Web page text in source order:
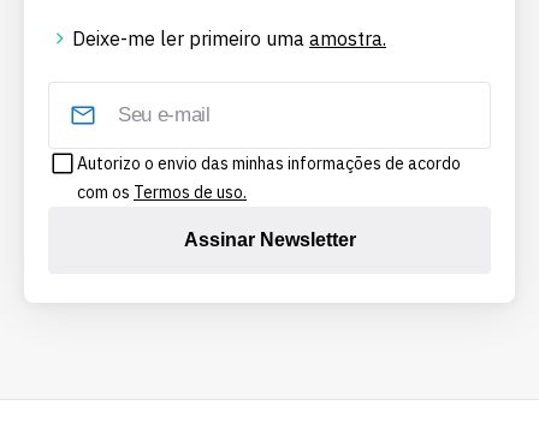
Deixe-me ler primeiro uma amostra.
Autorizo o envio das minhas informações de acordo
com os Termos de uso.
Assinar Newsletter